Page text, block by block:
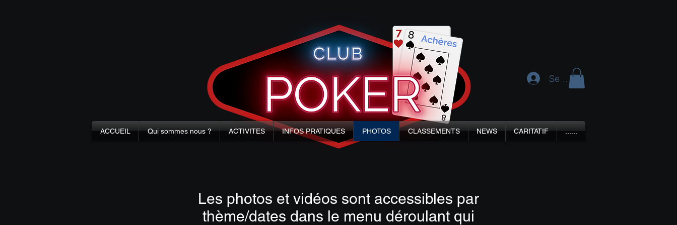
ACCUEIL Qui sommes nous ? ACTIVITES INFOS PRATIQUES PHOTOS CLASSEMENTS NEWS CARITATIF ......
Se connecter
Les photos et vidéos sont accessibles par
thème/dates dans le menu déroulant qui